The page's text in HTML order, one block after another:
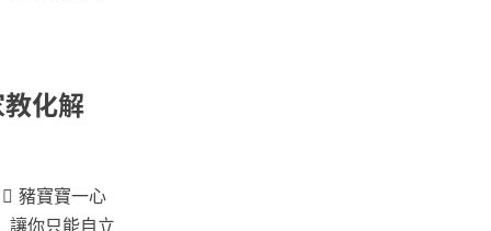
化解
豬寶寶一心
讓你只能自立